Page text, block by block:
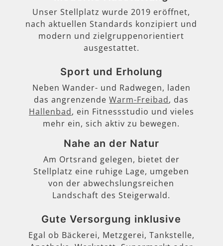
Unser Stellplatz wurde 2019 eröffnet,
nach aktuellen Standards konzipiert und
modern und zielgruppenorientiert
ausgestattet.
Sport und Erholung
Neben Wander- und Radwegen, laden
das angrenzendeWarm-Freibad, das
Hallenbad, ein Fitnessstudio und vieles
mehr ein, sich aktiv zu bewegen.
Nahe an der Natur
Am Ortsrand gelegen, bietet der
Stellplatz eine ruhige Lage, umgeben
von der abwechslungsreichen
Landschaft des Steigerwald.
Gute Versorgung inklusive
Egal ob Bäckerei, Metzgerei, Tankstelle,